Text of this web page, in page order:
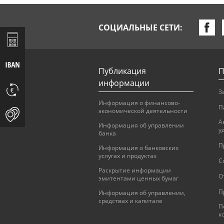
СОЦИАЛЬНЫЕ СЕТИ:
Публикация
информации
Информация о финансово-
экономической деятельности
Информация об управлении
банка
Информация о банковских
услугах и продуктах
Раскрытие информации
эмитентами ценных бумаг
Информация об управлении,
средствах и капитале